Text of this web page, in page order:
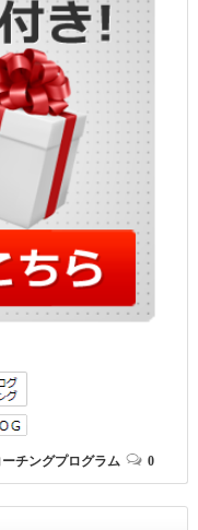
ーチングプログラム 0